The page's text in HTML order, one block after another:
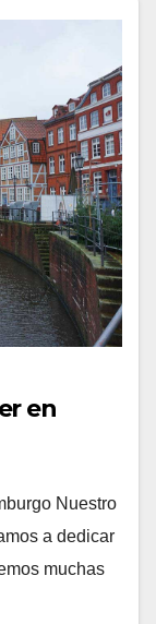
en
Nuestro
a dedicar
muchas